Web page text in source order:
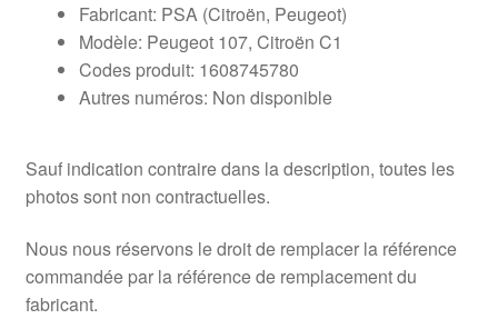
Fabricant: PSA (Citroën, Peugeot)
Modèle: Peugeot 107, Citroën C1
Codes produit: 1608745780
Autres numéros: Non disponible
Sauf indication contraire dans la description, toutes les
photos sont non contractuelles.
Nous nous réservons le droit de remplacer la référence
commandée par la référence de remplacement du
fabricant.